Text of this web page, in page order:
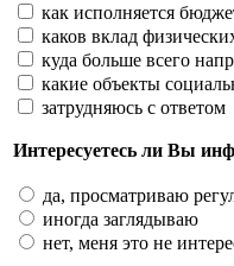
как исполняется
каков вклад
куда больше всего
какие объекты
затрудняюсь с ответом
Интересуетесь ли Вы
да, просматриваю
иногда заглядываю
нет, меня это не